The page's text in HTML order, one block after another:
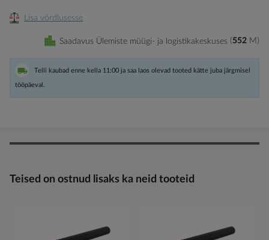
Lisa võrdlusesse
Saadavus Ülemiste müügi- ja logistikakeskuses 552 M
Telli kaubad enne kella 11:00 ja saa laos olevad tooted kätte juba järgmisel
tööpäeval.
Teised on ostnud lisaks ka neid tooteid